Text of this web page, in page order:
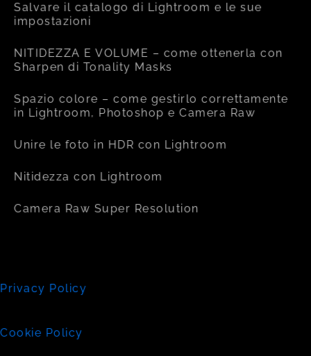
Salvare il catalogo di Lightroom e le sue
impostazioni
NITIDEZZA E VOLUME – come ottenerla con
Sharpen di Tonality Masks
Spazio colore – come gestirlo correttamente
in Lightroom, Photoshop e Camera Raw
Unire le foto in HDR con Lightroom
Nitidezza con Lightroom
Camera Raw Super Resolution
Privacy Policy
Cookie Policy